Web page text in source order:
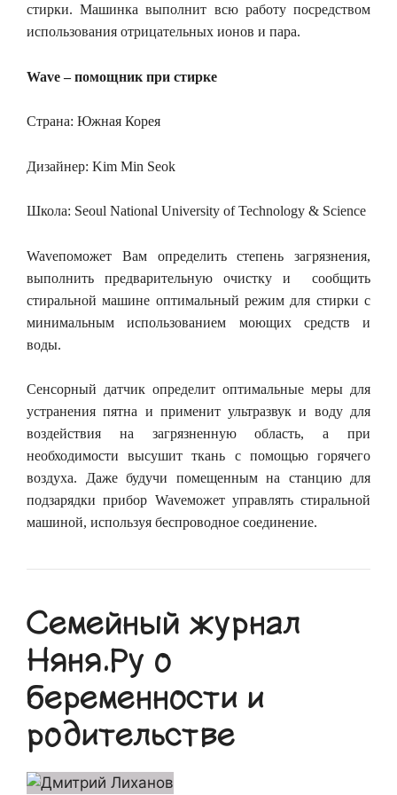
стирки. Машинка выполнит всю работу посредством
использования отрицательных ионов и пара.
Wave– помощник при стирке
Страна: Южная Корея
Дизайнер: Kim Min Seok
Школа: Seoul National University of Technology & Science
Waveпоможет Вам определить степень загрязнения,
выполнить предварительную очистку и сообщить
стиральной машине оптимальный режим для стирки с
минимальным использованием моющих средств и
воды.
Сенсорный датчик определит оптимальные меры для
устранения пятна и применит ультразвук и воду для
воздействия на загрязненную область, а при
необходимости высушит ткань с помощью горячего
воздуха. Даже будучи помещенным на станцию для
подзарядки прибор Waveможет управлять стиральной
машиной, используя беспроводное соединение.
Семейный журнал
Няня.Ру о
беременности и
родительстве